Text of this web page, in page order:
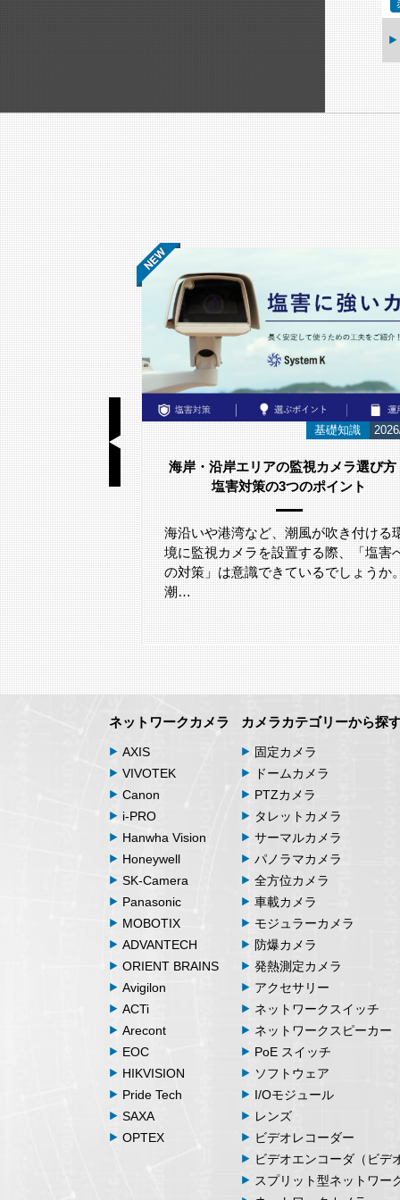
AXIS M1075-L Mk II
基礎知識 2026/06/23
監視カメラ選び方｜
のポイント
風が吹き付ける環
する際、「塩害へ
いるでしょうか。
お知らせ
スウェーデンのネットワークカ
カー
「Axis Japan Partner Summit
参加いたしました。
2026年5月29日(金)に、グランド
東京台場にて開催されたアクシス
ニケーションズ株式会社主催「
ネットワークカメラ
AXIS
VIVOTEK
Canon
i-PRO
Hanwha Vision
Honeywell
SK-Camera
Panasonic
MOBOTIX
ADVANTECH
ORIENT BRAINS
Avigilon
ACTi
Arecont
EOC
HIKVISION
Pride Tech
SAXA
OPTEX
カメラカテゴリーから探
固定カメラ
ドームカメラ
PTZカメラ
タレットカメラ
サーマルカメラ
パノラマカメラ
全方位カメラ
車載カメラ
モジュラーカメラ
防爆カメラ
発熱測定カメラ
アクセサリー
ネットワークスイッチ
ネットワークスピーカー
PoE スイッチ
ソフトウェア
I/Oモジュール
レンズ
ビデオレコーダー
ビデオエンコーダ（ビデ
スプリット型ネットワー